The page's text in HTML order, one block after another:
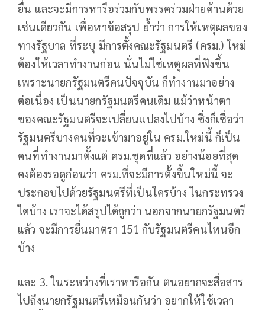
ยื่น และจะมีการหารือร่วมกับพรรคร่วมฝ่ายค้านด้วย
เช่นเดียวกัน เพื่อหาข้อสรุป ย้ำว่า การให้เหตุผลของ
ทางรัฐบาล ที่ระบุ มีการตั้งคณะรัฐมนตรี (ครม.) ใหม่
ต้องให้เวลาทำงานก่อน นั่นไม่ใช่เหตุผลที่ฟังขึ้น
เพราะนายกรัฐมนตรีคนปัจจุบัน ก็ทำงานมาอย่าง
ต่อเนื่อง เป็นนายกรัฐมนตรีคนเดิม แม้ว่าหน้าตา
ของคณะรัฐมนตรีจะเปลี่ยนแปลงไปบ้าง ซึ่งก็เชื่อว่า
รัฐมนตรีบางคนที่จะเข้ามาอยู่ใน ครม.ใหม่นี้ ก็เป็น
คนที่ทำงานมาตั้งแต่ ครม.ชุดที่แล้ว อย่างน้อยที่สุด
คงต้องรอดูก่อนว่า ครม.ที่จะมีการตั้งขึ้นใหม่นี้ จะ
ประกอบไปด้วยรัฐมนตรีที่เป็นใครบ้าง ในกระทรวง
ใดบ้าง เราจะได้สรุปได้ถูกว่า นอกจากนายกรัฐมนตรี
แล้ว จะมีการยื่นมาตรา 151 กับรัฐมนตรีคนไหนอีก
บ้าง
และ 3. ในระหว่างที่เราหารือกัน ตนอยากจะสื่อสาร
ไปถึงนายกรัฐมนตรีเหมือนกันว่า อยากให้ใช้เวลา